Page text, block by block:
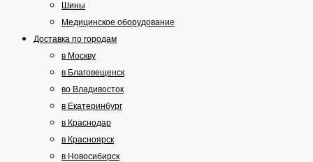
Шины
Медицинское оборудование
Доставка по городам
в Москву
в Благовещенск
во Владивосток
в Екатеринбург
в Краснодар
в Красноярск
в Новосибирск